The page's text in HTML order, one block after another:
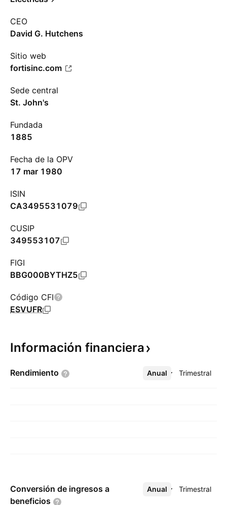
CEO
David G. Hutchens
Sitio web
fortisinc.com
Sede central
St. John's
Fundada
1885
Fecha de la OPV
17 mar 1980
ISIN
CA3495531079
CUSIP
349553107
FIGI
BBG000BYTHZ5
Código CFI
ESVUFR
Información financiera
Rendimiento Anual Trimestral
Más
Conversión de ingresos a
beneficios
Anual Trimestral
Más